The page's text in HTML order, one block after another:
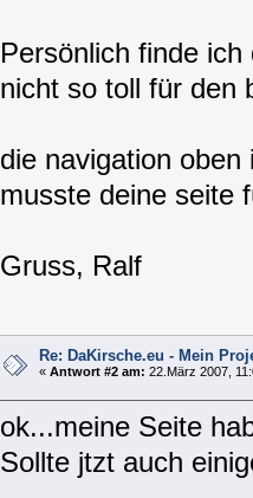
Persönlich finde
nicht so toll für den
die navigation
musste deine seite
Gruss, Ralf
Re: DaKirsche.eu - Mein
« Antwort #2 am: 22.März 2007,
ok...meine Seite
Sollte jtzt auch